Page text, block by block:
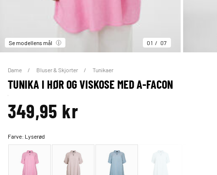
Se modellens mål 01 07
Dame Bluser & Skjorter Tunikaer
TUNIKA I HØR OG VISKOSE MED A-FACON
349,95 kr
Farve: Lyserød